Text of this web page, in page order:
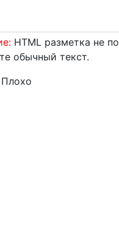
HTML разметка не
обычный текст.